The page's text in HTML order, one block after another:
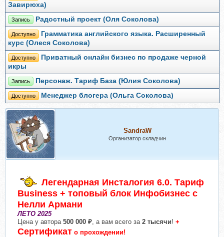
Завирюха)
Запись Радостный проект (Оля Соколова)
Доступно
Грамматика английского языка. Расширенный
курс (Олеся Соколова)
Доступно
Приватный онлайн бизнес по продаже черной
икры
Запись Персонаж. Тариф База (Юлия Соколова)
Доступно Менеджер блогера (Ольга Соколова)
SandraW
Организатор складчин
Легендарная Инсталогия 6.0. Тариф
Business + топовый блок Инфобизнес с
Нелли Армани
ЛЕТО 2025
Цена у автора 500 000 ₽ , а вам всего за 2 тысячи! +
Сертификат о прохождении!